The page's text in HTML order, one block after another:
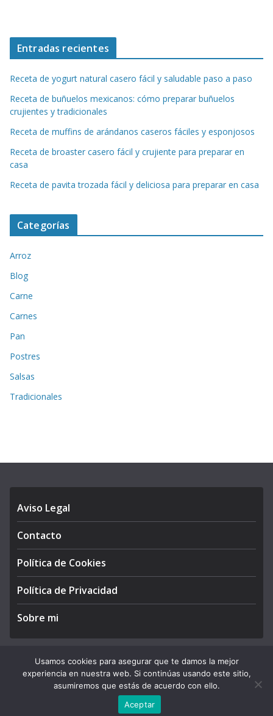
Entradas recientes
Receta de yogurt natural casero fácil y saludable paso a paso
Receta de buñuelos mexicanos: cómo preparar buñuelos
crujientes y tradicionales
Receta de muffins de arándanos caseros fáciles y esponjosos
Receta de broaster casero fácil y crujiente para preparar en
casa
Receta de pavita trozada fácil y deliciosa para preparar en casa
Categorías
Arroz
Blog
Carne
Carnes
Pan
Postres
Salsas
Tradicionales
Aviso Legal
Contacto
Política de Cookies
Política de Privacidad
Sobre mi
Copyright © 2026APEGA Perú. All rights reserved.
by ThemeGrill. Powered by
Usamos cookies para asegurar que te damos la mejor
experiencia en nuestra web. Si continúas usando este sitio,
asumiremos que estás de acuerdo con ello.
Aceptar